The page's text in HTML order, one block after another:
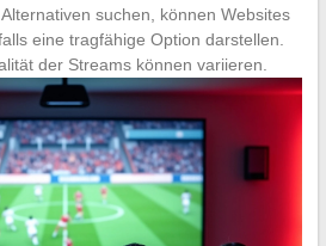
suchen, können Websites
eine tragfähige Option darstellen.
der Streams können variieren.